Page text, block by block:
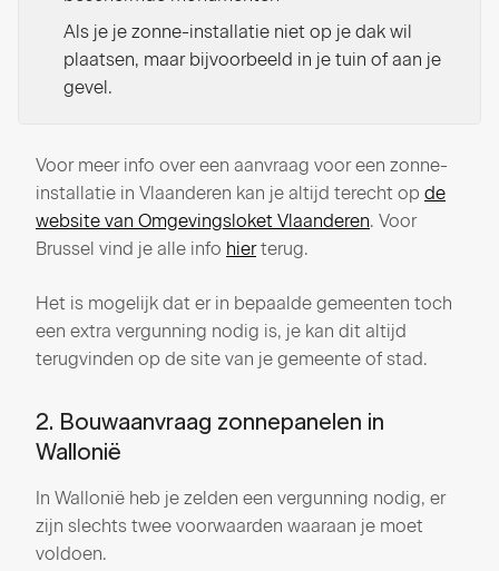
Als je je zonne-installatie niet op je dak wil
plaatsen, maar bijvoorbeeld in je tuin of aan je
gevel.
Voor meer info over een aanvraag voor een zonne-
installatie in Vlaanderen kan je altijd terecht op de
website van Omgevingsloket Vlaanderen. Voor
Brussel vind je alle info hierterug.
Het is mogelijk dat er in bepaalde gemeenten toch
een extra vergunning nodig is, je kan dit altijd
terugvinden op de site van je gemeente of stad.
2. Bouwaanvraag zonnepanelen in
Wallonië
In Wallonië heb je zelden een vergunning nodig, er
zijn slechts twee voorwaarden waaraan je moet
voldoen.